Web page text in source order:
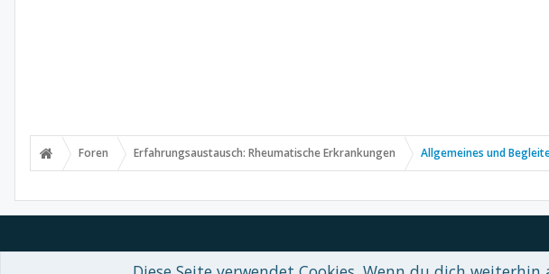
Foren Erfahrungsaustausch: Rheumatische Erkrankungen Allgemeines und